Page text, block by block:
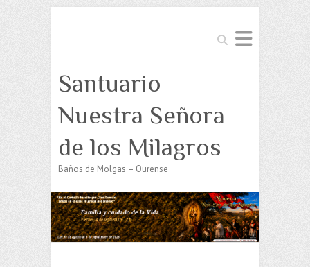
Buscar
Santuario
Nuestra Señora
de los Milagros
Baños de Molgas – Ourense